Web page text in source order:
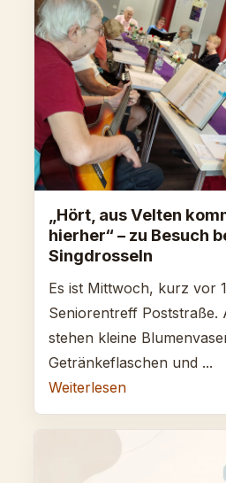
„Hört, aus Velten
hierher“ – zu Besuch
Singdrosseln
Es ist Mittwoch, kurz vor
Seniorentreff Poststraße.
stehen kleine
Getränkeflaschen und ...
Weiterlesen